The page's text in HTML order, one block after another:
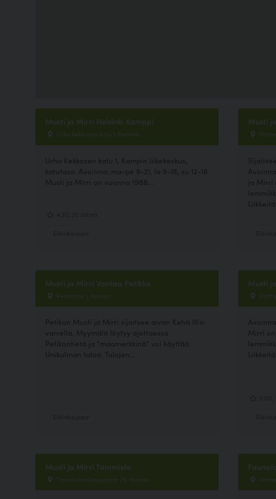
Musti ja Mirri Helsinki Kamppi
Urho Kekkosen katu 1, Helsinki
Urho Kekkosen katu 1, Kampin liikekeskus,
katutaso. Avoinna: ma-pe 9-21, la 9-18, su 12-18
Musti ja Mirri on vuonna 1988...
Musti
ja Mirri
Liikkeitä...
Musti ja Mirri Vantaa Petikko
Petikontie 1, Vantaa
Petikon Musti ja Mirri sijaitsee aivan Kehä III:n
varrella. Myymälä löytyy ajettaessa
Petikontietä ja "maamerkkinä" voi käyttää
Unikulman taloa. Talojen...
Musti
Mirri on
Musti ja Mirri Tammisto
Tammiston kauppatie 29, Vantaa